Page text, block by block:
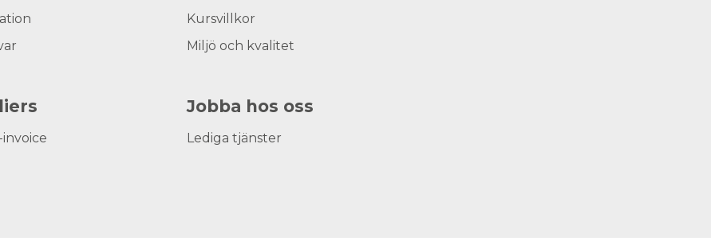
Kursvillkor
Miljö och kvalitet
Jobba hos oss
Lediga tjänster